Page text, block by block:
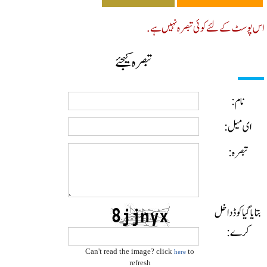
کے لئے کوئی تبصرہ نہیں ہے.
تبصرہ کیجئے
نام:
ای میل:
تبصرہ:
گیا کوڈ داخل
کرے:
Can't read the image? clickhere
refresh